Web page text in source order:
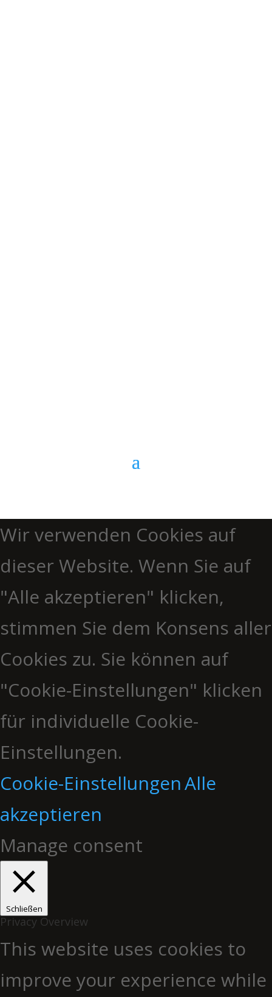
Wir verwenden Cookies auf
dieser Website. Wenn Sie auf
"Alle akzeptieren" klicken,
stimmen Sie dem Konsens aller
Cookies zu. Sie können auf
"Cookie-Einstellungen" klicken
für individuelle Cookie-
Einstellungen.
Cookie-EinstellungenAlle
akzeptieren
Manage consent
Schließen
Privacy Overview
This website uses cookies to
improve your experience while